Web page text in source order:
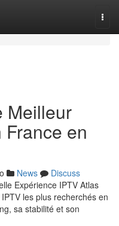
Meilleur
en
News
Discuss
Expérience IPTV Atlas
les plus recherchés en
sa stabilité et son